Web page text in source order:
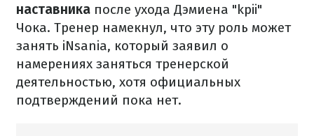
наставника после ухода Дэмиена "kpii"
Чока. Тренер намекнул, что эту роль может
занять iNsania, который заявил о
намерениях заняться тренерской
деятельностью, хотя официальных
подтверждений пока нет.